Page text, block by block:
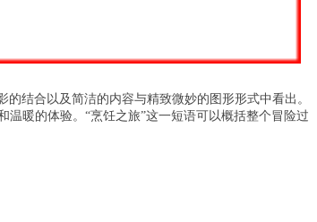
结合以及简洁的内容与精致微妙的图形形式中看出。
暖的体验。“烹饪之旅”这一短语可以概括整个冒险过